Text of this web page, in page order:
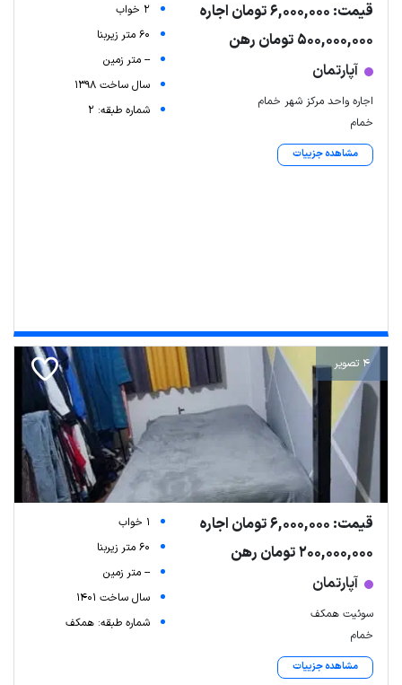
قیمت: 6,000,000 تومان اجاره
500,000,000 تومان رهن
آپارتمان
اجاره واحد مرکز شهر خمام
خمام
مشاهده جزییات
2 خواب
60 متر زیربنا
-- متر زمین
سال ساخت 1398
شماره طبقه: 2
4 تصویر
قیمت: 6,000,000 تومان اجاره
200,000,000 تومان رهن
آپارتمان
سوئیت همکف
خمام
مشاهده جزییات
1 خواب
60 متر زیربنا
-- متر زمین
سال ساخت 1401
شماره طبقه: همکف